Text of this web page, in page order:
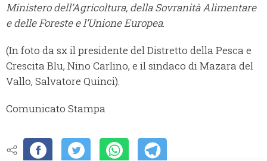
Ministero dell’Agricoltura, della Sovranità Alimentare
e delle Foreste e l’Unione Europea.
(In foto da sx il presidente del Distretto della Pesca e
Crescita Blu, Nino Carlino, e il sindaco di Mazara del
Vallo, Salvatore Quinci).
Comunicato Stampa